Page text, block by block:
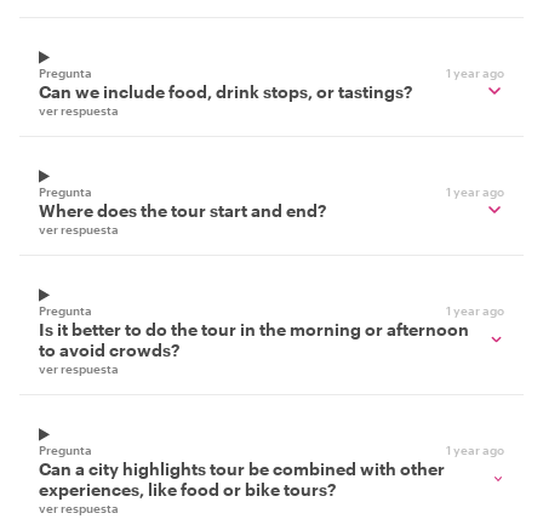
Pregunta 1 year ago
Can we include food, drink stops, or tastings?
ver respuesta
Pregunta 1 year ago
Where does the tour start and end?
ver respuesta
Pregunta 1 year ago
Is it better to do the tour in the morning or afternoon
to avoid crowds?
ver respuesta
Pregunta 1 year ago
Can a city highlights tour be combined with other
experiences, like food or bike tours?
ver respuesta